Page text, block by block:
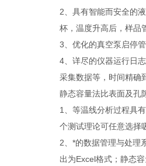
2、具有智能而安全的
杯，温度升高后，样品
3、优化的真空泵启停
4、详尽的仪器运行日
采集数据等，时间精确
静态容量法比表面及孔
1、等温线分析过程具
个测试理论可任意选择
2、*的数据管理与处理
出为Excel格式；静态